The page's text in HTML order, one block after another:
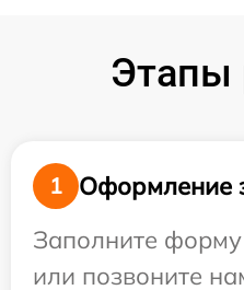
Этапы
1
Оформление
Заполните
или позвоните